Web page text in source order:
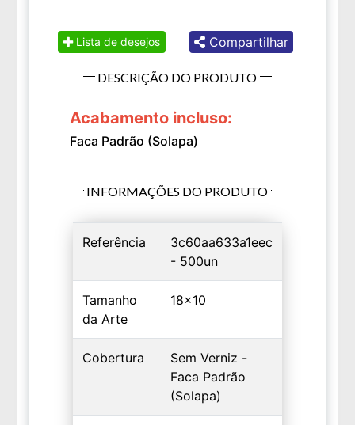
Lista de desejos Compartilhar
DESCRIÇÃO DO PRODUTO
Acabamento incluso:
Faca Padrão (Solapa)
INFORMAÇÕES DO PRODUTO
Referência
3c60aa633a1eec
- 500un
Tamanho
da Arte
18x10
Cobertura
Sem Verniz -
Faca Padrão
(Solapa)